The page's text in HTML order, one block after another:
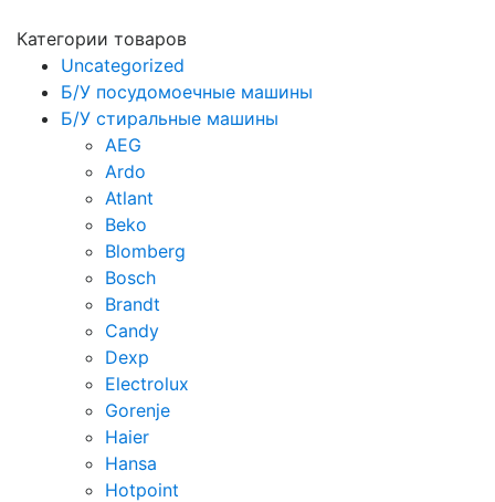
Категории товаров
Uncategorized
Б/У посудомоечные машины
Б/У стиральные машины
AEG
Ardo
Atlant
Beko
Blomberg
Bosch
Brandt
Candy
Dexp
Electrolux
Gorenje
Haier
Hansa
Hotpoint